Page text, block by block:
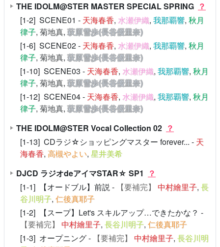
THE IDOLM@STER MASTER SPECIAL SPRING ？
[1-2] SCENE01 - 天海春香, 水瀬伊織, 我那覇響, 秋月
律子, 菊地真,萩原雪歩(長谷優里奈)
[1-6] SCENE02 - 天海春香, 水瀬伊織, 我那覇響, 秋月
律子, 菊地真,萩原雪歩(長谷優里奈)
[1-10] SCENE03 - 天海春香, 水瀬伊織, 我那覇響, 秋月
律子, 菊地真,萩原雪歩(長谷優里奈)
[1-12] SCENE04 - 天海春香, 水瀬伊織, 我那覇響, 秋月
律子, 菊地真,萩原雪歩(長谷優里奈)
THE IDOLM@STER Vocal Collection 02 ？
[1-13] CDラジ☆ショッピングマスター forever... - 天
海春香, 高槻やよい, 星井美希
DJCD ラジオdeアイマSTAR☆ SP1
？
[1-1] 【オードブル】前説 -
【要補完】 中村繪里子, 長
谷川明子, 仁後真耶子
[1-2] 【スープ】Let's スキルアップ…できたかな？ -
【要補完】
中村繪里子, 長谷川明子, 仁後真耶子
[1-3] オープニング -
【要補完】 中村繪里子, 長谷川明